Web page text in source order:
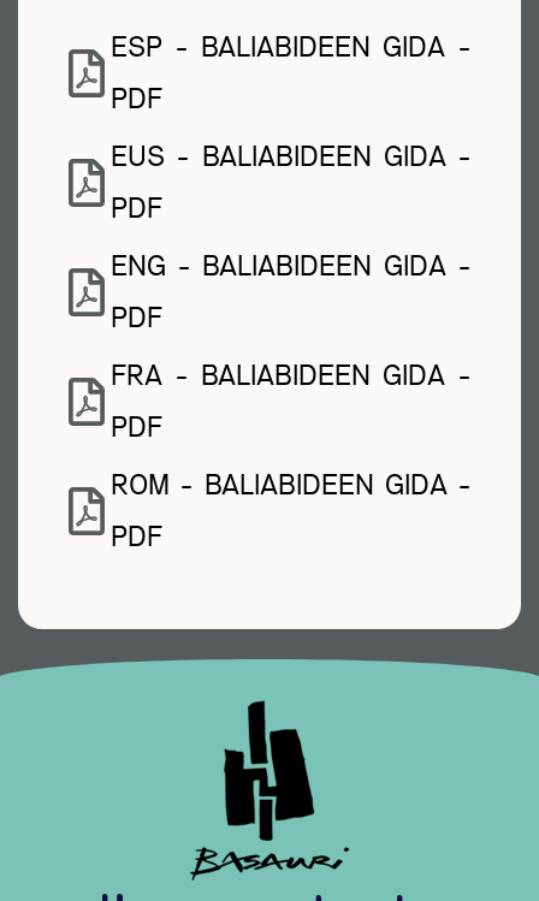
ESP - BALIABIDEEN GIDA -
PDF
EUS - BALIABIDEEN GIDA -
PDF
ENG - BALIABIDEEN GIDA -
PDF
FRA - BALIABIDEEN GIDA -
PDF
ROM - BALIABIDEEN GIDA -
PDF